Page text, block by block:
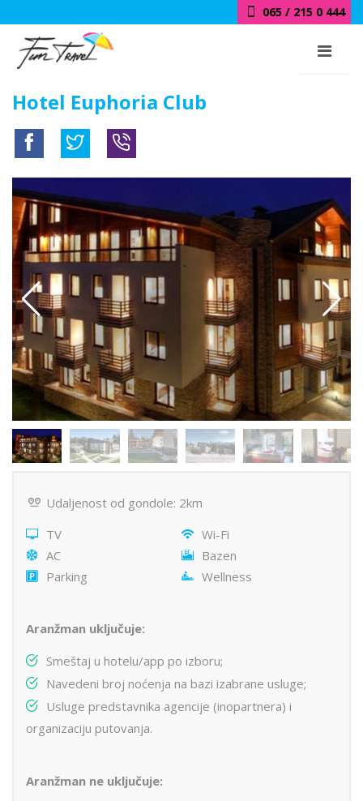
065 / 215 0 444
Hotel Euphoria Club
Udaljenost od gondole: 2km
TV
Wi-Fi
AC
Bazen
Parking
Wellness
Aranžman uključuje:
Smeštaj u hotelu/app po izboru;
Navedeni broj noćenja na bazi izabrane usluge;
Usluge predstavnika agencije (inopartnera) i
organizaciju putovanja.
Aranžman ne uključuje: